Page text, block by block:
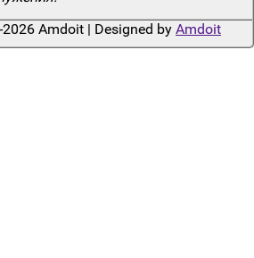
Amdoit | Designed by Amdoit